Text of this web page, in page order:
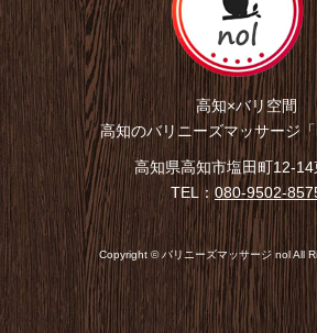
高知×バリ空間
高知のバリニーズマッサージ
高知県高知市塩田町12-14
TEL：080-9502-
Copyright © バリニーズマッサージ nol All